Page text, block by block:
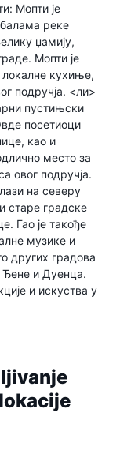
Мопти је
реке
џамију,
Мопти је
кухиње,
подручја. <ли>
пустињски
посетиоци
као и
место за
овог подручја.
на северу
старе градске
Гао је такође
музике и
других градова
Ђене и Дуенца.
и искуства у